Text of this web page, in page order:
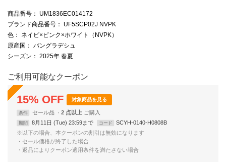
商品番号 ： UM1836EC014172
ブランド商品番号 ： UF5SCP02J NVPK
色 ： ネイビ×ピンク×ホワイト（NVPK）
原産国 ： バングラデシュ
シーズン ： 2025年 春夏
ご利用可能なクーポン
15% OFF 対象商品を見る
条件 セール品 2 点以上
期間 8月11日 (Tue) 23:59まで コード
SCYH-0140-H0808B
※以下の場合、本クーポンの割引は無効になります
・セール価格が終了した場合
・返品によりクーポン適用条件を満たさない場合